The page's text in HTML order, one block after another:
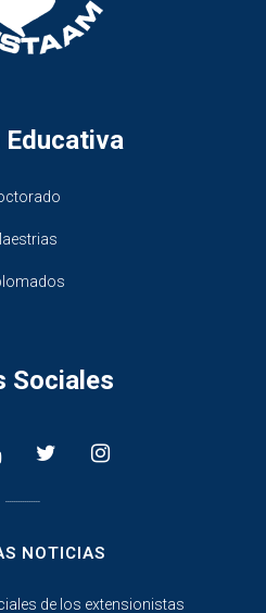
Sociales
NOTICIAS
de los extensionistas